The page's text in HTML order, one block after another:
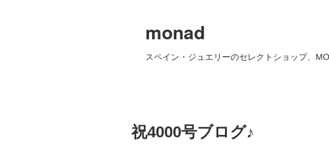
monad
スペイン・ジュエリーのセレクトショップ、
祝4000号ブログ♪